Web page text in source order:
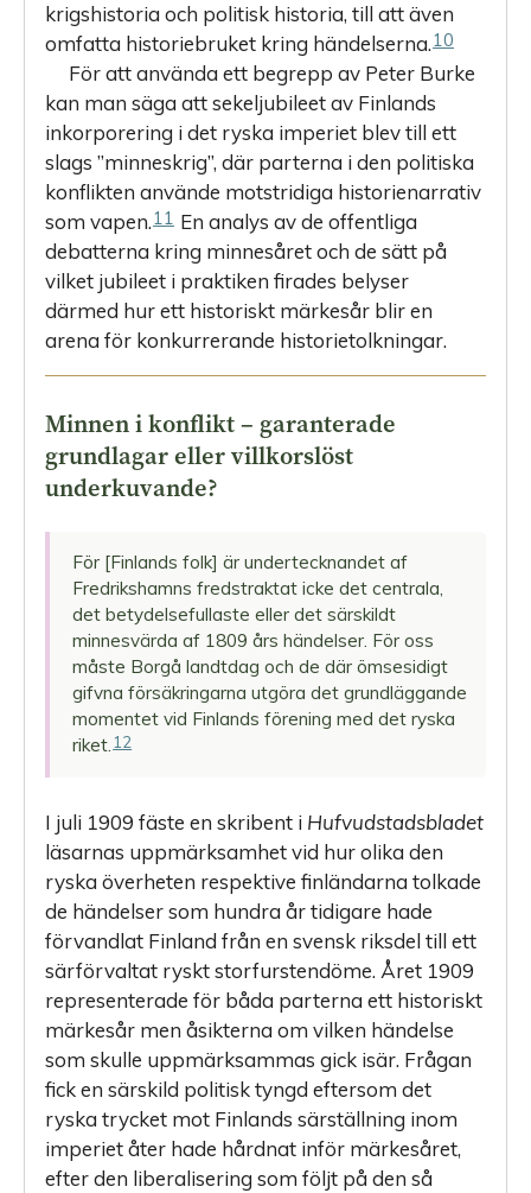
krigshistoria och politisk historia, till att även
omfatta historiebruket kring händelserna.10
För att använda ett begrepp av Peter Burke
kan man säga att sekeljubileet av Finlands
inkorporering i det ryska imperiet blev till ett
slags ”minneskrig”, där parterna i den politiska
konflikten använde motstridiga historienarrativ
som vapen.11 En analys av de offentliga
debatterna kring minnesåret och de sätt på
vilket jubileet i praktiken firades belyser
därmed hur ett historiskt märkesår blir en
arena för konkurrerande historietolkningar.
Minnen i konflikt – garanterade
grundlagar eller villkorslöst
underkuvande?
För [Finlands folk] är undertecknandet af
Fredrikshamns fredstraktat icke det centrala,
det betydelsefullaste eller det särskildt
minnesvärda af 1809 års händelser. För oss
måste Borgå landtdag och de där ömse­sidigt
gifvna försäkringarna utgöra det grundläggande
momentet vid Finlands förening med det ryska
riket. 12
I juli 1909 fäste en skribent i Hufvudstadsbladet
läsarnas uppmärksamhet vid hur olika den
ryska överheten respektive finländarna tolkade
de händelser som hundra år tidigare hade
förvandlat Finland från en svensk riksdel till ett
särförvaltat ryskt storfurstendöme. Året 1909
representerade för båda parterna ett historiskt
märkesår men åsikterna om vilken händelse
som skulle uppmärksammas gick isär. Frågan
fick en särskild politisk tyngd eftersom det
ryska trycket mot Finlands särställning inom
imperiet åter hade hårdnat inför märkesåret,
efter den liberalisering som följt på den så